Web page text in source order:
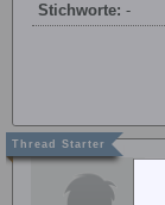
Stichworte: -